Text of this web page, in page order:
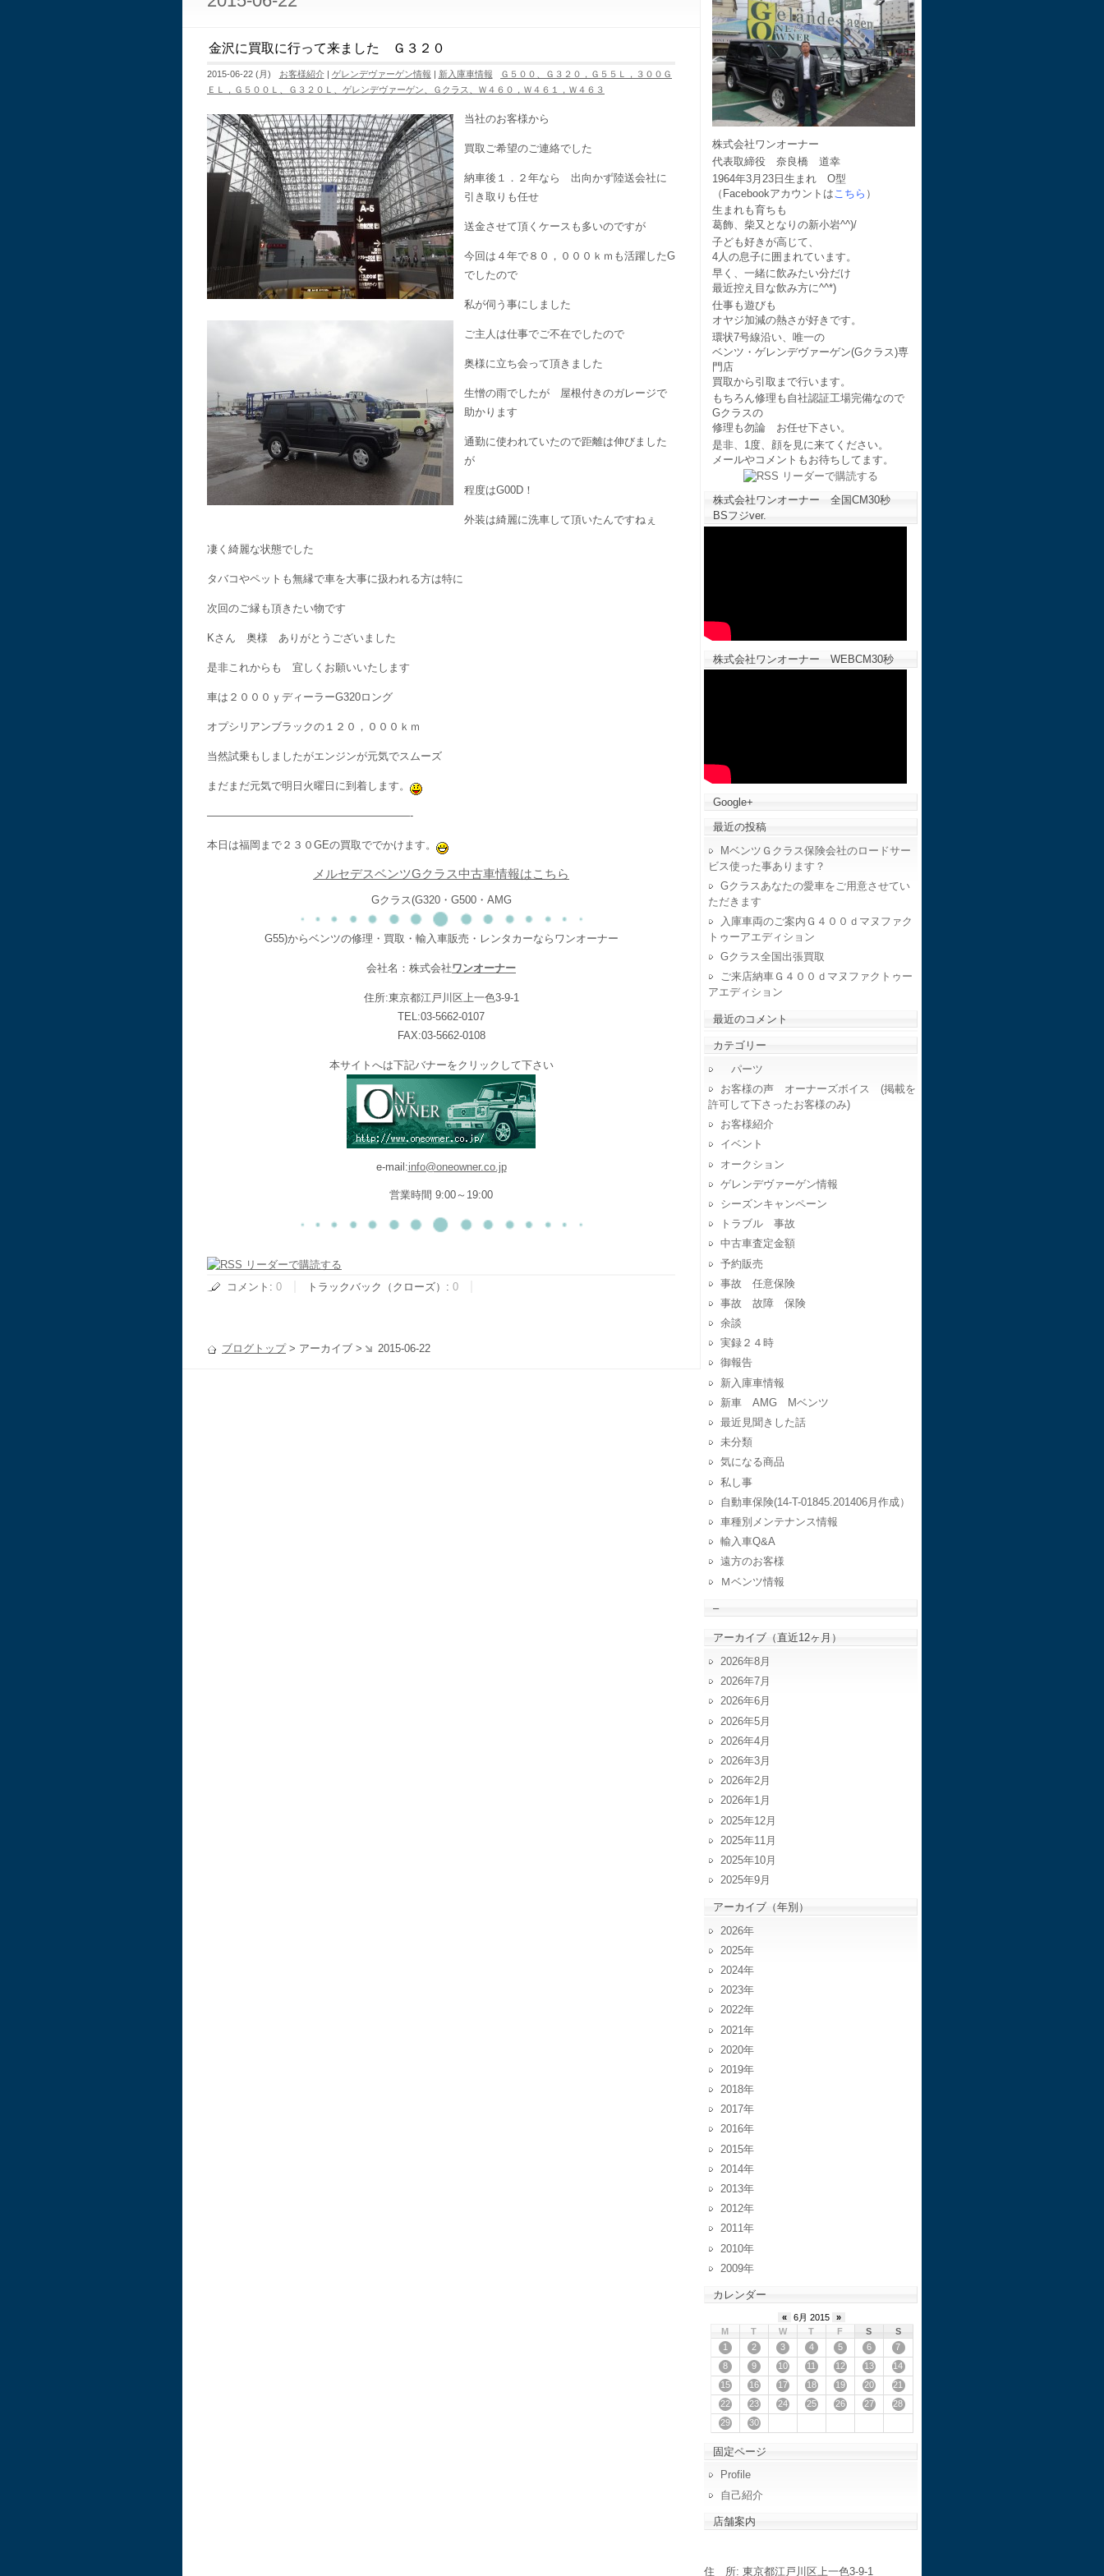
金沢に買取に行って来ました Ｇ３２０
2015-06-22 (月) お客様紹介| ゲレンデヴァーゲン情報 | 新入庫車情報
Ｇ５００、Ｇ３２０，Ｇ５５Ｌ，３００Ｇ
ＥＬ，Ｇ５００Ｌ、Ｇ３２０Ｌ、ゲレンデヴァーゲン、Ｇクラス、Ｗ４６０，Ｗ４６１，Ｗ４６３
当社のお客様から
買取ご希望のご連絡でした
納車後１．２年なら 出向かず陸送会社に
引き取りも任せ
送金させて頂くケースも多いのですが
今回は４年で８０，０００ｋｍも活躍したG
でしたので
私が伺う事にしました
ご主人は仕事でご不在でしたので
奥様に立ち会って頂きました
生憎の雨でしたが 屋根付きのガレージで
助かります
通勤に使われていたので距離は伸びました
が
程度はG00D！
外装は綺麗に洗車して頂いたんですねぇ
凄く綺麗な状態でした
タバコやペットも無縁で車を大事に扱われる方は特に
次回のご縁も頂きたい物です
Kさん 奥様 ありがとうございました
是非これからも 宜しくお願いいたします
車は２０００ｙディーラーG320ロング
オプシリアンブラックの１２０，０００ｋｍ
当然試乗もしましたがエンジンが元気でスムーズ
まだまだ元気で明日火曜日に到着します。
———————————————————-
本日は福岡まで２３０GEの買取ででかけます。
メルセデスベンツGクラス中古車情報はこちら
Gクラス(G320・G500・AMG
G55)からベンツの修理・買取・輸入車販売・レンタカーならワンオーナー
会社名：株式会社ワンオーナー
住所:東京都江戸川区上一色3-9-1
TEL:03-5662-0107
FAX:03-5662-0108
本サイトへは下記バナーをクリックして下さい
e-mail:info@oneowner.co.jp
営業時間 9:00～19:00
コメント : 0 トラックバック（クローズ）: 0
ブログトップ> アーカイブ > 2015-06-22
株式会社ワンオーナー
代表取締役 奈良橋 道幸
1964年3月23日生まれ O型
（Facebookアカウントは こちら ）
生まれも育ちも
葛飾、柴又となりの新小岩^^)/
子ども好きが高じて、
4人の息子に囲まれています。
早く、一緒に飲みたい分だけ
最近控え目な飲み方に^^*)
仕事も遊びも
オヤジ加減の熱さが好きです。
環状7号線沿い、唯一の
ベンツ・ゲレンデヴァーゲン(Gクラス)専
門店
買取から引取まで行います。
もちろん修理も自社認証工場完備なので
Gクラスの
修理も勿論 お任せ下さい。
是非、1度、顔を見に来てください。
メールやコメントもお待ちしてます。
株式会社ワンオーナー 全国CM30秒
BSフジver.
株式会社ワンオーナー WEBCM30秒
Google+
最近の投稿
MベンツＧクラス保険会社のロードサー
ビス使った事あります？
Gクラスあなたの愛車をご用意させてい
ただきます
入庫車両のご案内Ｇ４００ｄマヌファク
トゥーアエディション
Gクラス全国出張買取
ご来店納車Ｇ４００ｄマヌファクトゥー
アエディション
最近のコメント
カテゴリー
パーツ
お客様の声 オーナーズボイス (掲載を
許可して下さったお客様のみ)
お客様紹介
イベント
オークション
ゲレンデヴァーゲン情報
シーズンキャンペーン
トラブル 事故
中古車査定金額
予約販売
事故 任意保険
事故 故障 保険
余談
実録２４時
御報告
新入庫車情報
新車 AMG Mベンツ
最近見聞きした話
未分類
気になる商品
私し事
自動車保険(14-T-01845.201406月作成）
車種別メンテナンス情報
輸入車Q&A
遠方のお客様
Ｍベンツ情報
–
アーカイブ（直近12ヶ月）
2026年8月
2026年7月
2026年6月
2026年5月
2026年4月
2026年3月
2026年2月
2026年1月
2025年12月
2025年11月
2025年10月
2025年9月
アーカイブ（年別）
2026
2025
2024
2023
2022
2021
2020
2019
2018
2017
2016
2015
2014
2013
2012
2011
2010
2009
カレンダー
« 6月 2015
»
M
T W T F S
S
1
2 3 4 5 6
7
8
9 10 11 12 13
14
15
16 17 18 19 20
21
22
23 24 25 26 27
28
29
30
固定ページ
Profile
自己紹介
店舗案内
住 所: 東京都江戸川区上一色3-9-1